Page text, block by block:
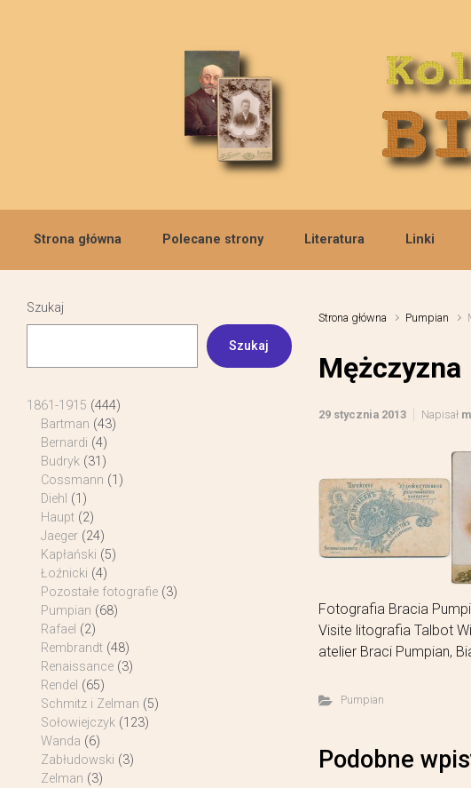
Strona główna Polecane strony Literatura Linki
Strona główna Pumpian
Mężczyzna
29 stycznia 2013 Napisał
Fotografia Bracia
Visite litografia Talbot
atelier Braci Pumpian,
Pumpian
Podobne
Szukaj
Szukaj
1861-1915 (444)
Bartman (43)
Bernardi (4)
Budryk (31)
Cossmann (1)
Diehl (1)
Haupt (2)
Jaeger (24)
Kapłański (5)
Łoźnicki (4)
Pozostałe fotografie (3)
Pumpian (68)
Rafael (2)
Rembrandt (48)
Renaissance (3)
Rendel (65)
Schmitz i Zelman (5)
Sołowiejczyk (123)
Wanda (6)
Zabłudowski (3)
Zelman (3)